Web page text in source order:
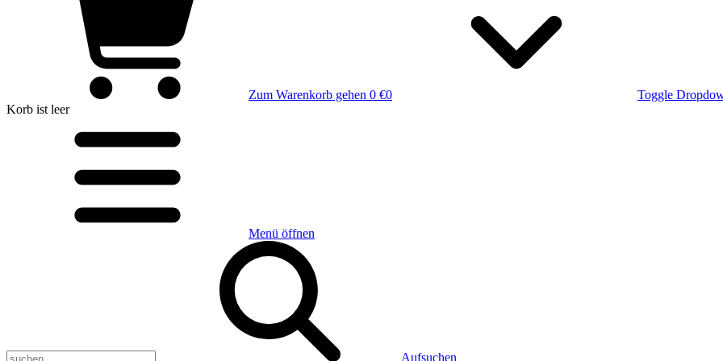
Zum Warenkorb gehen 0 €0
Toggle
Korb ist leer
Menü öffnen
Aufsuchen